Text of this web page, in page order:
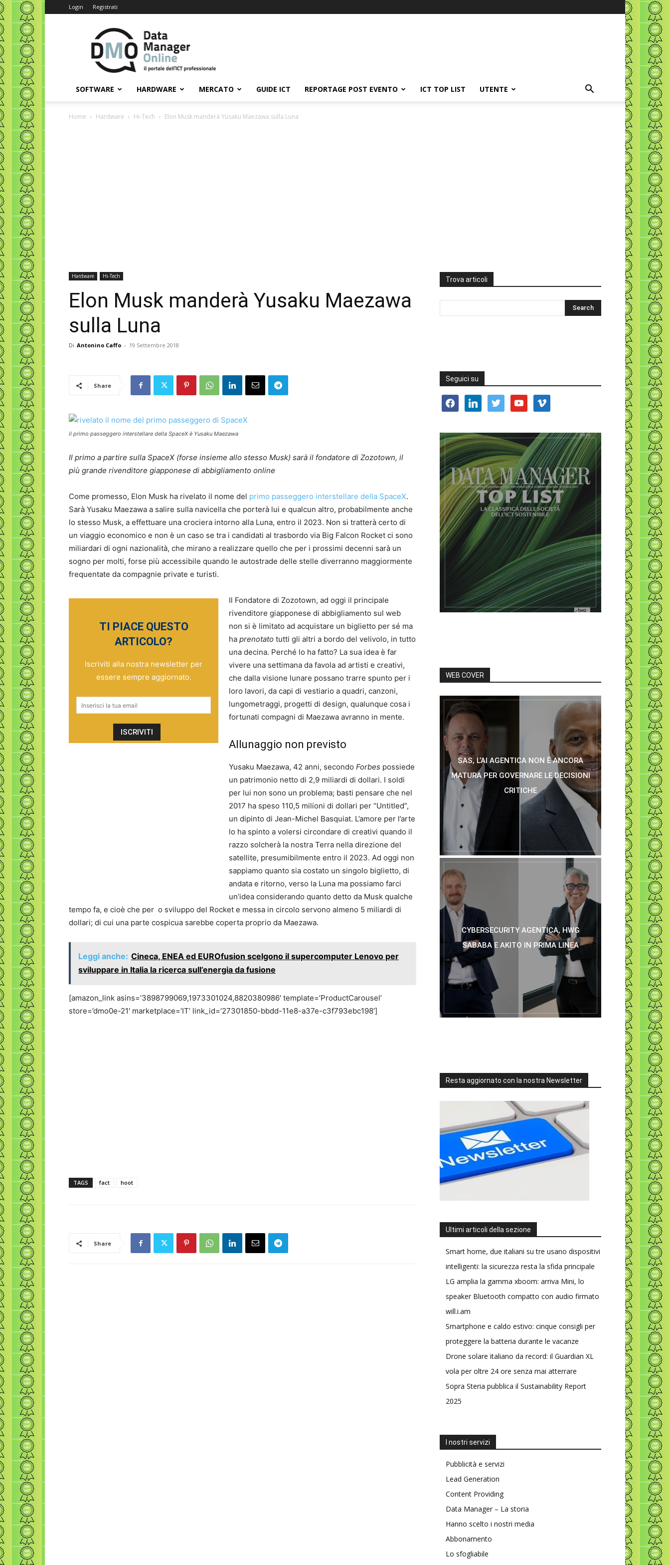
Login Registrati
Data
Manager
Online
SOFTWARE HARDWARE MERCATO GUIDE ICT REPORTAGE POST EVENTO ICT TOP LIST UTENTE
Home Hardware Hi-Tech Elon Musk manderà Yusaku Maezawa sulla Luna
Hardware Hi-Tech
Elon Musk manderà Yusaku Maezawa
sulla Luna
Di Antonino Caffo - 19 Settembre 2018
Share
il primo passeggero interstellare della SpaceX è Yusaku Maezawa
Il primo a partire sulla SpaceX (forse insieme allo stesso Musk) sarà il fondatore di Zozotown, il
più grande rivenditore giapponese di abbigliamento online
Come promesso, Elon Musk ha rivelato il nome del primo passeggero interstellare della SpaceX.
Sarà Yusaku Maezawa a salire sulla navicella che porterà lui e qualcun altro, probabilmente anche
lo stesso Musk, a effettuare una crociera intorno alla Luna, entro il 2023. Non si tratterà certo di
un viaggio economico e non è un caso se tra i candidati al trasbordo via Big Falcon Rocket ci sono
miliardari di ogni nazionalità, che mirano a realizzare quello che per i prossimi decenni sarà un
sogno per molti, forse più accessibile quando le autostrade delle stelle diverranno maggiormente
frequentate da compagnie private e turisti.
TI PIACE QUESTO
ARTICOLO?
Iscriviti alla nostra newsletter per
essere sempre aggiornato.
Il Fondatore di Zozotown, ad oggi il principale
rivenditore giapponese di abbigliamento sul web
non si è limitato ad acquistare un biglietto per sé ma
ha prenotato tutti gli altri a bordo del velivolo, in tutto
una decina. Perché lo ha fatto? La sua idea è far
vivere una settimana da favola ad artisti e creativi,
che dalla visione lunare possano trarre spunto per i
loro lavori, da capi di vestiario a quadri, canzoni,
lungometraggi, progetti di design, qualunque cosa i
fortunati compagni di Maezawa avranno in mente.
Allunaggio non previsto
Yusaku Maezawa, 42 anni, secondo Forbes possiede
un patrimonio netto di 2,9 miliardi di dollari. I soldi
per lui non sono un problema; basti pensare che nel
2017 ha speso 110,5 milioni di dollari per “Untitled”,
un dipinto di Jean-Michel Basquiat. L’amore per l’arte
lo ha spinto a volersi circondare di creativi quando il
razzo solcherà la nostra Terra nella direzione del
satellite, presumibilmente entro il 2023. Ad oggi non
sappiamo quanto sia costato un singolo biglietto, di
andata e ritorno, verso la Luna ma possiamo farci
un’idea considerando quanto detto da Musk qualche
tempo fa, e cioè che per o sviluppo del Rocket e messa in circolo servono almeno 5 miliardi di
dollari; di cui una parte cospicua sarebbe coperta proprio da Maezawa.
Leggi anche: Cineca, ENEA ed EUROfusion scelgono il supercomputer Lenovo per
sviluppare in Italia la ricerca sull’energia da fusione
[amazon_link asins=’3898799069,1973301024,8820380986′ template=’ProductCarousel’
store=’dmo0e-21′ marketplace=’IT’ link_id=’27301850-bbdd-11e8-a37e-c3f793ebc198′]
TAGS fact hoot
Share
Trova articoli
Seguici su
facebooklinkedin twitter youtube vimeo
WEB COVER
SAS, L’AI AGENTICA NON È ANCORA
MATURA PER GOVERNARE LE DECISIONI
CRITICHE
CYBERSECURITY AGENTICA, HWG
SABABA E AKITO IN PRIMA LINEA
Resta aggiornato con la nostra Newsletter
Ultimi articoli della sezione
Smart home, due italiani su tre usano dispositivi
intelligenti: la sicurezza resta la sfida principale
LG amplia la gamma xboom: arriva Mini, lo
speaker Bluetooth compatto con audio firmato
will.i.am
Smartphone e caldo estivo: cinque consigli per
proteggere la batteria durante le vacanze
Drone solare italiano da record: il Guardian XL
vola per oltre 24 ore senza mai atterrare
Sopra Steria pubblica il Sustainability Report
2025
I nostri servizi
Pubblicità e servizi
Lead Generation
Content Providing
Data Manager – La storia
Hanno scelto i nostri media
Abbonamento
Lo sfogliabile